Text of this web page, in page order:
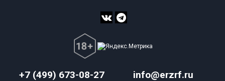
+7 (499) 673-08-27 info@erzrf.ru